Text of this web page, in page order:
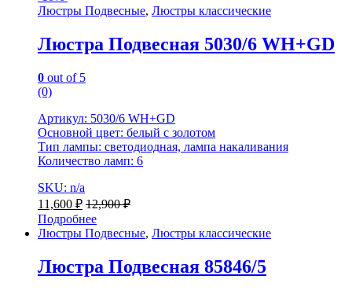
Люстры Подвесные, Люстры классические
Люстра Подвесная 5030/6 WH+GD
0 out of 5
(0)
Артикул: 5030/6 WH+GD
Основной цвет: белый с золотом
Тип лампы: светодиодная, лампа накаливания
Количество ламп: 6
SKU: n/a
11,600 ₽ 12,900₽
Подробнее
Люстры Подвесные, Люстры классические
Люстра Подвесная 85846/5